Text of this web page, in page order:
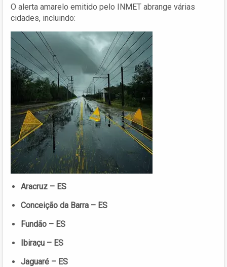
O alerta amarelo emitido pelo INMET abrange várias
cidades, incluindo:
Aracruz – ES
Conceição da Barra – ES
Fundão – ES
Ibiraçu – ES
Jaguaré – ES